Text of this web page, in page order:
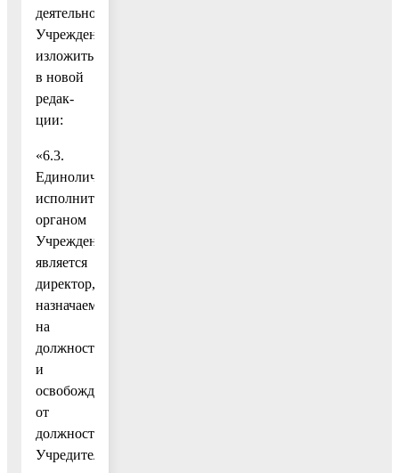
деятельностью
Учреждения»
изложить
в новой
редак-
ции:
«6.3.
Единоличным
исполнительным
органом
Учреждения
является
директор,
назначаемый
на
должность
и
освобождаемый
от
должности
Учредителем